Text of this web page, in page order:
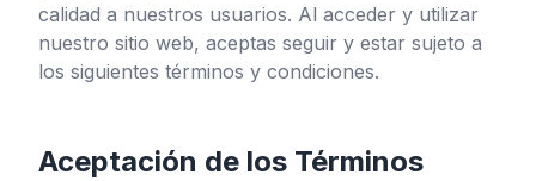
calidad a nuestros usuarios. Al acceder y utilizar
nuestro sitio web, aceptas seguir y estar sujeto a
los siguientes términos y condiciones.
Aceptación de los Términos